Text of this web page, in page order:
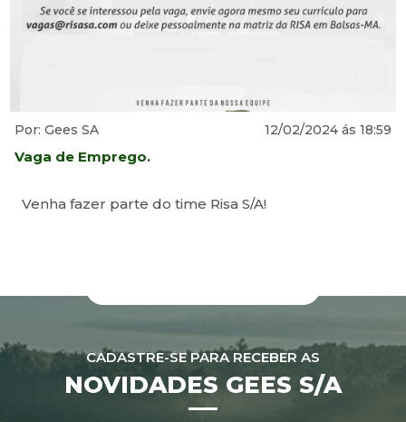
Por: Gees SA 12/02/2024 ás 18:59
Vaga de Emprego.
Venha fazer parte do time Risa S/A!
CADASTRE-SE PARA RECEBER AS
NOVIDADES GEES S/A